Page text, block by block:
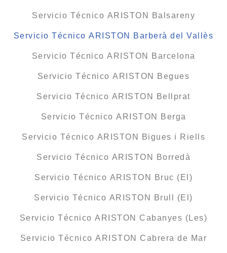
Servicio Técnico ARISTON Balsareny
Servicio Técnico ARISTON Barberà del Vallès
Servicio Técnico ARISTON Barcelona
Servicio Técnico ARISTON Begues
Servicio Técnico ARISTON Bellprat
Servicio Técnico ARISTON Berga
Servicio Técnico ARISTON Bigues i Riells
Servicio Técnico ARISTON Borredà
Servicio Técnico ARISTON Bruc (El)
Servicio Técnico ARISTON Brull (El)
Servicio Técnico ARISTON Cabanyes (Les)
Servicio Técnico ARISTON Cabrera de Mar